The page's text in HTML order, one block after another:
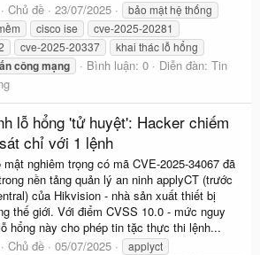
Chủ đề 23/07/2025
bảo mật hệ thống
cisco ise
cve-2025-20281
cve-2025-20337
khai thác lỗ hổng
côngmạng Bình luận: 0 Diễn đàn: Tin
lỗ hổng 'tử huyệt': Hacker chiếm
chỉ với 1 lệnh
mật nghiêm trọng có mã CVE-2025-34067 đã
nền tảng quản lý an ninh applyCT (trước
của Hikvision - nhà sản xuất thiết bị
thế giới. Với điểm CVSS 10.0 - mức nguy
hổng này cho phép tin tặc thực thi lệnh...
Chủ đề 05/07/2025
applyct